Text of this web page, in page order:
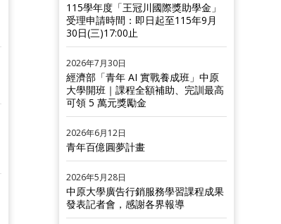
115學年度「王冠川國際獎助學金」
受理申請時間：即日起至115年9月
30日(三)17:00止
2026年7月30日
經濟部「青年 AI 實戰養成班」中原
大學開班｜課程全額補助、完訓最高
可領 5 萬元獎勵金
2026年6月12日
青年百億圓夢計畫
2026年5月28日
中原大學廣告行銷服務學習課程成果
發表記者會，感謝各界報導